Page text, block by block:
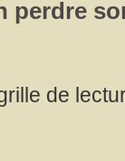
perdre
de